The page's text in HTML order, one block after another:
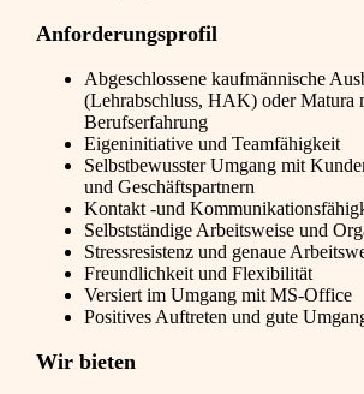
Anforderungsprofil
Abgeschlossene kaufmännische
(Lehrabschluss, HAK) oder Matura
Berufserfahrung
Eigeninitiative und Teamfähigkeit
Selbstbewusster Umgang mit
und Geschäftspartnern
Kontakt -und
Selbstständige Arbeitsweise und
Stressresistenz und genaue
Freundlichkeit und Flexibilität
Versiert im Umgang mit MS-Office
Positives Auftreten und gute
Wir bieten